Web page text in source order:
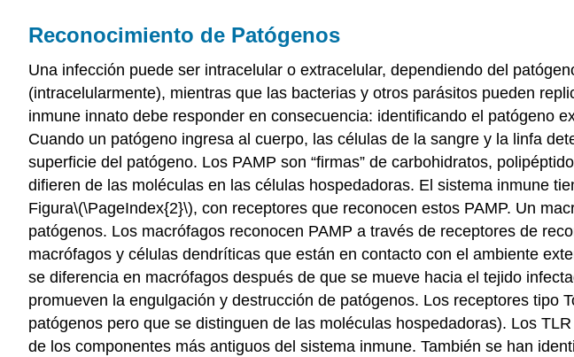
Reconocimiento de Patógenos
Una infección puede ser intracelular o extracelular, dependiendo del
(intracelularmente), mientras que las bacterias y otros parásitos pueden
inmune innato debe responder en consecuencia: identificando el patógeno
Cuando un patógeno ingresa al cuerpo, las células de la sangre y la linfa
superficie del patógeno. Los PAMP son “firmas” de carbohidratos,
difieren de las moléculas en las células hospedadoras. El sistema inmune
Figura\(\PageIndex{2}\), con receptores que reconocen estos PAMP. Un
patógenos. Los macrófagos reconocen PAMP a través de receptores de
macrófagos y células dendríticas que están en contacto con el ambiente
se diferencia en macrófagos después de que se mueve hacia el tejido
promueven la engulgación y destrucción de patógenos. Los receptores
patógenos pero que se distinguen de las moléculas hospedadoras). Los
de los componentes más antiguos del sistema inmune. También se han